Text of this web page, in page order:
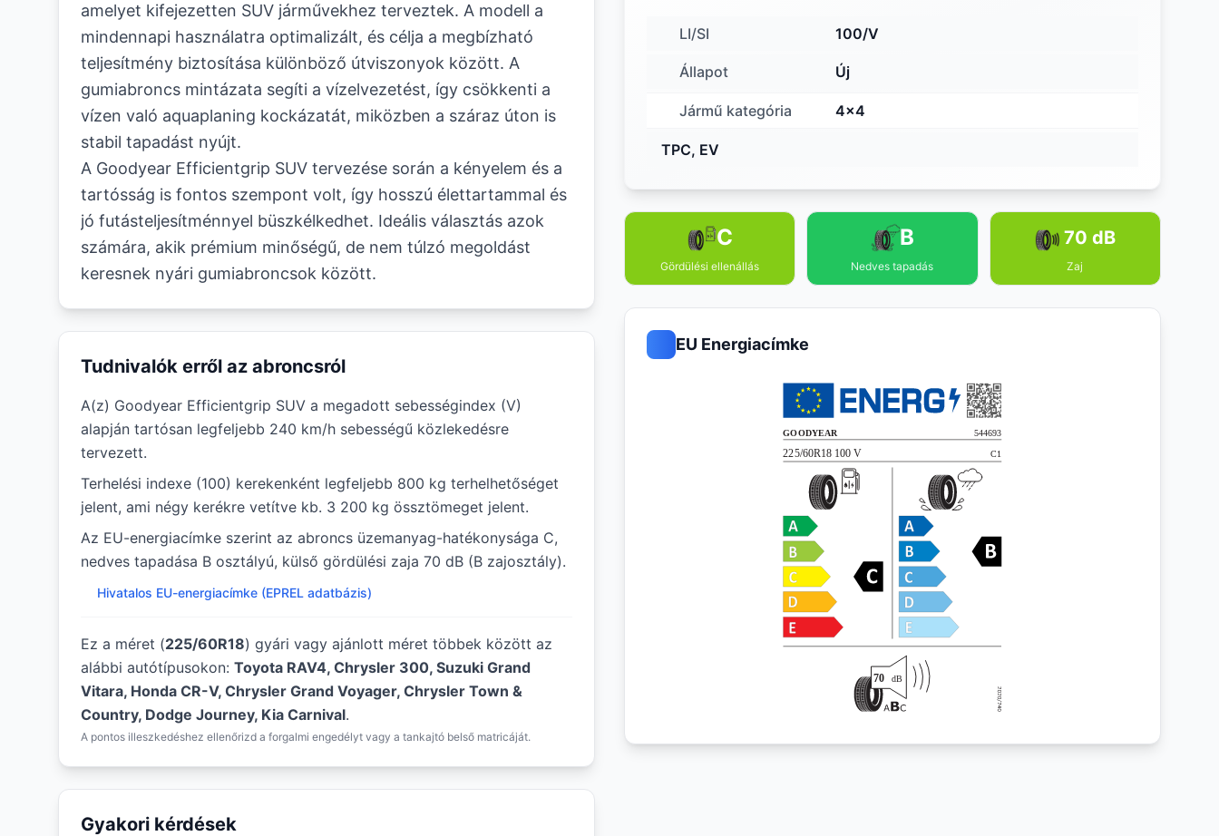
amelyet kifejezetten SUV járművekhez terveztek. A modell a
mindennapi használatra optimalizált, és célja a megbízható
teljesítmény biztosítása különböző útviszonyok között. A
gumiabroncs mintázata segíti a vízelvezetést, így csökkenti a
vízen való aquaplaning kockázatát, miközben a száraz úton is
stabil tapadást nyújt.
A Goodyear Efficientgrip SUV tervezése során a kényelem és a
tartósság is fontos szempont volt, így hosszú élettartammal és
jó futásteljesítménnyel büszkélkedhet. Ideális választás azok
számára, akik prémium minőségű, de nem túlzó megoldást
keresnek nyári gumiabroncsok között.
Tudnivalók erről az abroncsról
A(z) Goodyear Efficientgrip SUV a megadott sebességindex (V)
alapján tartósan legfeljebb 240 km/h sebességű közlekedésre
tervezett.
Terhelési indexe (100) kerekenként legfeljebb 800 kg terhelhetőséget
jelent, ami négy kerékre vetítve kb. 3 200 kg össztömeget jelent.
Az EU-energiacímke szerint az abroncs üzemanyag-hatékonysága C,
nedves tapadása B osztályú, külső gördülési zaja 70 dB (B zajosztály).
Hivatalos EU-energiacímke (EPREL adatbázis)
Ez a méret (225/60R18) gyári vagy ajánlott méret többek között az
alábbi autótípusokon: Toyota RAV4, Chrysler 300, Suzuki Grand
Vitara, Honda CR-V, Chrysler Grand Voyager, Chrysler Town &
Country, Dodge Journey, Kia Carnival.
A pontos illeszkedéshez ellenőrizd a forgalmi engedélyt vagy a tankajtó belső matricáját.
Gyakori kérdések
LI/SI 100/V
Állapot Új
Jármű kategória 4x4
TPC, EV
C
Gördülési ellenállás
B
Nedves tapadás
70 dB
Zaj
EU Energiacímke